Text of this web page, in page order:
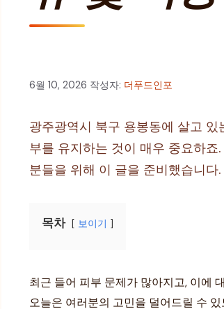
6월 10, 2026 작성자: 더푸드인포
광주광역시 북구 용봉동에 살고
부를 유지하는 것이 매우 중요하
분들을 위해 이 글을 준비했습니다.
목차 보이기
최근 들어 피부 문제가 많아지고, 이에
오늘은 여러분의 고민을 덜어드릴 수